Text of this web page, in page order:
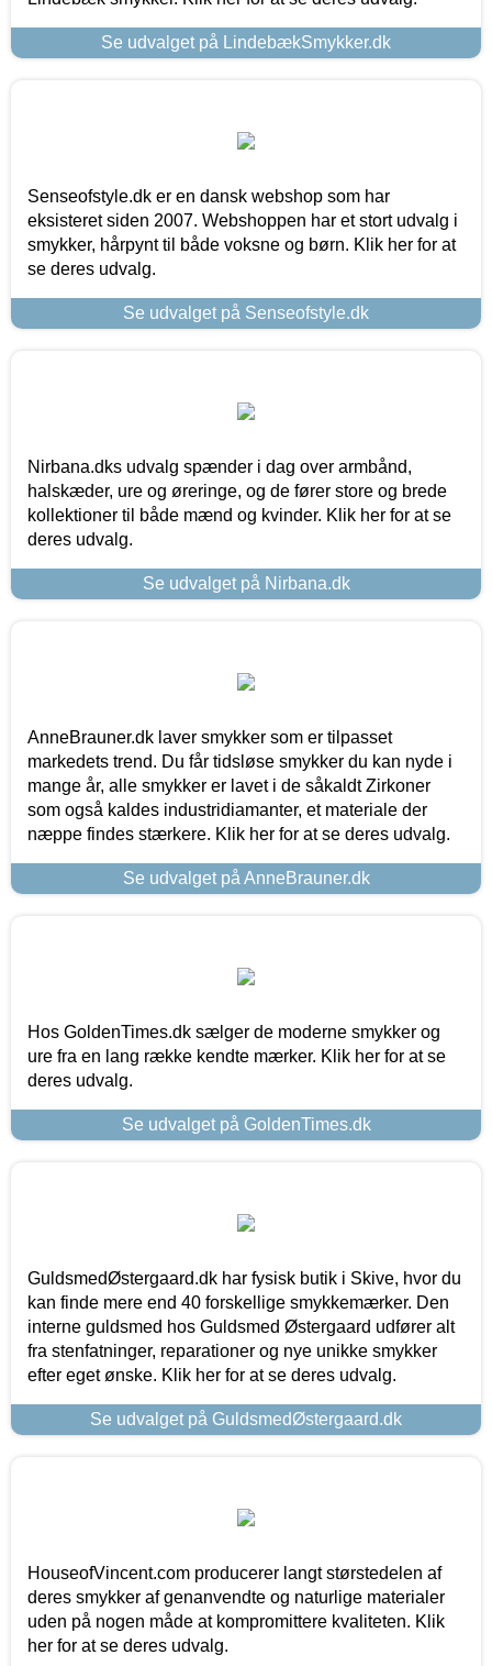
Se udvalget på LindebækSmykker.dk
Senseofstyle.dk er en dansk webshop som har
eksisteret siden 2007. Webshoppen har et stort udvalg i
smykker, hårpynt til både voksne og børn. Klik her for at
se deres udvalg.
Se udvalget på Senseofstyle.dk
Nirbana.dks udvalg spænder i dag over armbånd,
halskæder, ure og øreringe, og de fører store og brede
kollektioner til både mænd og kvinder. Klik her for at se
deres udvalg.
Se udvalget på Nirbana.dk
AnneBrauner.dk laver smykker som er tilpasset
markedets trend. Du får tidsløse smykker du kan nyde i
mange år, alle smykker er lavet i de såkaldt Zirkoner
som også kaldes industridiamanter, et materiale der
næppe findes stærkere. Klik her for at se deres udvalg.
Se udvalget på AnneBrauner.dk
Hos GoldenTimes.dk sælger de moderne smykker og
ure fra en lang række kendte mærker. Klik her for at se
deres udvalg.
Se udvalget på GoldenTimes.dk
GuldsmedØstergaard.dk har fysisk butik i Skive, hvor du
kan finde mere end 40 forskellige smykkemærker. Den
interne guldsmed hos Guldsmed Østergaard udfører alt
fra stenfatninger, reparationer og nye unikke smykker
efter eget ønske. Klik her for at se deres udvalg.
Se udvalget på GuldsmedØstergaard.dk
HouseofVincent.com producerer langt størstedelen af
deres smykker af genanvendte og naturlige materialer
uden på nogen måde at kompromittere kvaliteten. Klik
her for at se deres udvalg.